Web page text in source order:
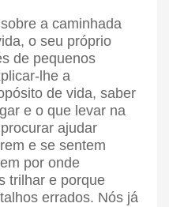
a caminhada
o seu próprio
de pequenos
lhe a
de vida, saber
e o que levar na
ajudar
e se sentem
por onde
trilhar e porque
errados. Nós já